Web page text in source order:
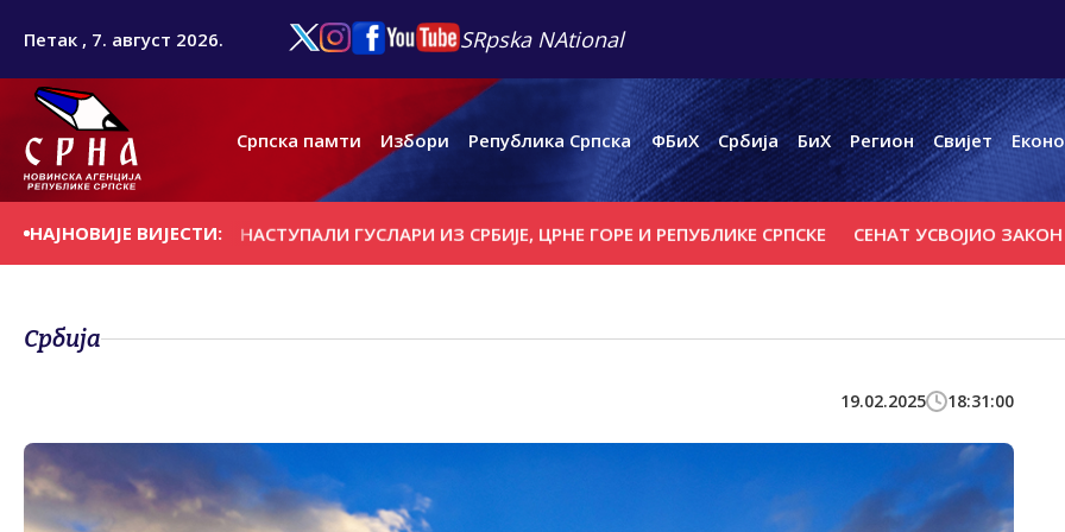
Петак , 7. август 2026. SRpska NAtional
Српска памти Избори Република Српска ФБиХ Србија БиХ Регион Свијет
НАЈНОВИЈЕ ВИЈЕСТИ:
КОНTРОЛОМ НАСТУПАЛИ ГУСЛАРИ ИЗ СРБИЈЕ, ЦРНЕ ГОРЕ И РЕПУБЛИКЕ СРПСКЕ СЕНАТ УСВОЈИО ЗАКОН О
Србија
19.02.2025 18:31:00